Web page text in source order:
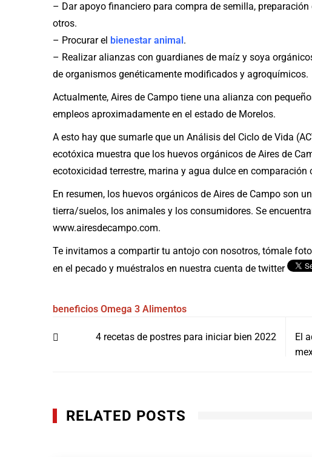
– Dar apoyo financiero para compra de semilla,
otros.
– Procurar el bienestar animal.
– Realizar alianzas con guardianes de maíz y soya
de organismos genéticamente modificados y agroquímicos.
Actualmente, Aires de Campo tiene una alianza con
empleos aproximadamente en el estado de Morelos.
A esto hay que sumarle que un Análisis del Ciclo de Vida
ecotóxica muestra que los huevos orgánicos de Aires de
ecotoxicidad terrestre, marina y agua dulce en comparación
En resumen, los huevos orgánicos de Aires de Campo son
tierra/suelos, los animales y los consumidores. Se
www.airesdecampo.com.
Te invitamos a compartir tu antojo con nosotros, tómale
en el pecado y muéstralos en nuestra cuenta de twitter
beneficios Omega 3 Alimentos
Navegación
4 recetas de postres para iniciar bien 2022
El
RELATED POSTS